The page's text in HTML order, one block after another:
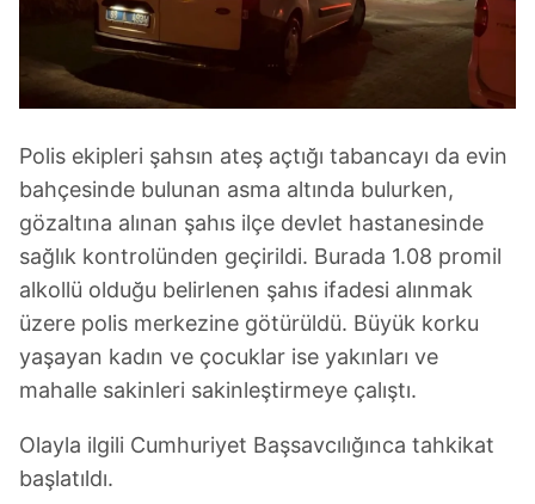
Polis ekipleri şahsın ateş açtığı tabancayı da evin
bahçesinde bulunan asma altında bulurken,
gözaltına alınan şahıs ilçe devlet hastanesinde
sağlık kontrolünden geçirildi. Burada 1.08 promil
alkollü olduğu belirlenen şahıs ifadesi alınmak
üzere polis merkezine götürüldü. Büyük korku
yaşayan kadın ve çocuklar ise yakınları ve
mahalle sakinleri sakinleştirmeye çalıştı.
Olayla ilgili Cumhuriyet Başsavcılığınca tahkikat
başlatıldı.